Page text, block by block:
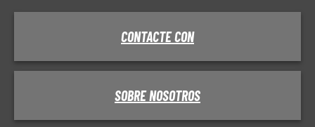
CONTACTE CON
SOBRE NOSOTROS